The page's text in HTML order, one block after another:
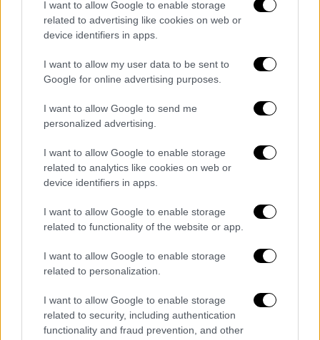
I want to allow Google to enable storage
related to advertising like cookies on web or
device identifiers in apps.
I want to allow my user data to be sent to
Google for online advertising purposes.
I want to allow Google to send me
personalized advertising.
I want to allow Google to enable storage
related to analytics like cookies on web or
device identifiers in apps.
I want to allow Google to enable storage
related to functionality of the website or app.
I want to allow Google to enable storage
related to personalization.
I want to allow Google to enable storage
related to security, including authentication
functionality and fraud prevention, and other
δουλειά και έλεγα θα κάνω τρεις δουλειές
αρκεί να κάνω και αυτή, αν μπορώ να
βιοπορίζομαι με τις άλλες και να κάνω αυτή
για εμένα και την ψυχή μου. Έφτασα στο
λατρεύω με όλο μου το είναι. Αυτή η δύναμη
πηγάζει, ίσως από το ότι με έδερνε ο
πατέρας μου».